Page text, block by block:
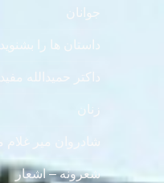
جوانان
داستان ها را بشنوید
داکتر حمیدالله مفید
زنان
شادروان میر غلام
شعرونه – اشعار